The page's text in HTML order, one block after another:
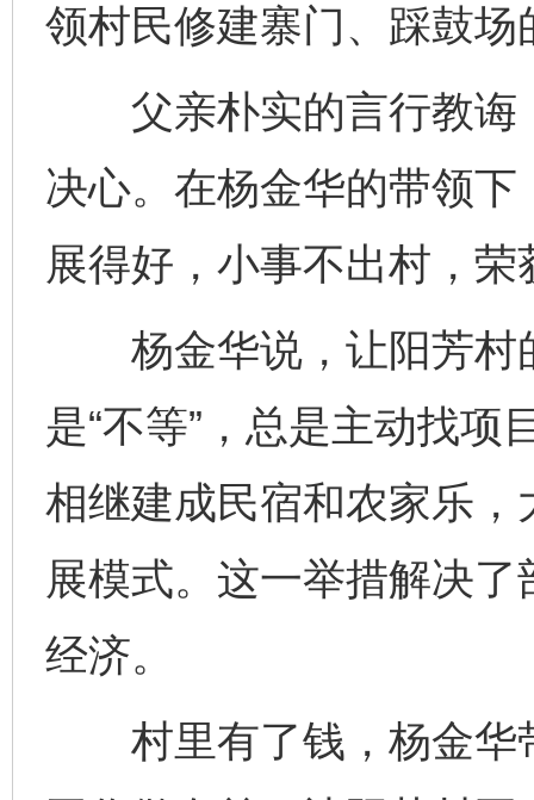
领村民修建寨门、踩鼓
父亲朴实的言行教诲
决心。在杨金华的带领
展得好，小事不出村，荣
杨金华说，让阳芳村
是“不等”，总是主动找
相继建成民宿和农家乐
展模式。这一举措解决
经济。
村里有了钱，杨金华